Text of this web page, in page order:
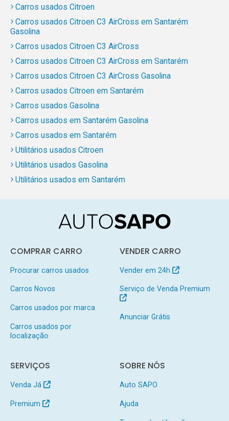
Carros usados Citroen
Carros usados Citroen C3 AirCross em Santarém
Gasolina
Carros usados Citroen C3 AirCross
Carros usados Citroen C3 AirCross em Santarém
Carros usados Citroen C3 AirCross Gasolina
Carros usados Citroen em Santarém
Carros usados Gasolina
Carros usados em Santarém Gasolina
Carros usados em Santarém
Utilitários usados Citroen
Utilitários usados Gasolina
Utilitários usados em Santarém
COMPRAR CARRO
Procurar carros usados
Carros Novos
Carros usados por marca
Carros usados por
localização
VENDER CARRO
Vender em 24h
Serviço de Venda Premium
Anunciar Grátis
SERVIÇOS
Venda Já
Premium
SOBRE NÓS
Auto SAPO
Ajuda